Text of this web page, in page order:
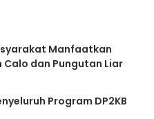
Manfaatkan
dan Pungutan Liar
Program DP2KB